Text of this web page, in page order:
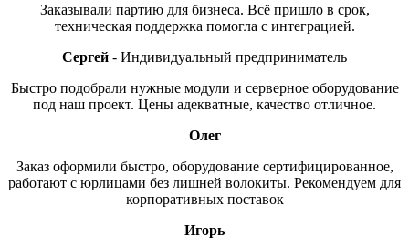
Заказывали партию для бизнеса. Всё пришло в срок,
техническая поддержка помогла с интеграцией.
Сергей
Индивидуальный предприниматель
Быстро подобрали нужные модули и серверное оборудование
под наш проект. Цены адекватные, качество отличное.
Олег
Заказ оформили быстро, оборудование сертифицированное,
работают с юрлицами без лишней волокиты. Рекомендуем для
корпоративных поставок
Игорь